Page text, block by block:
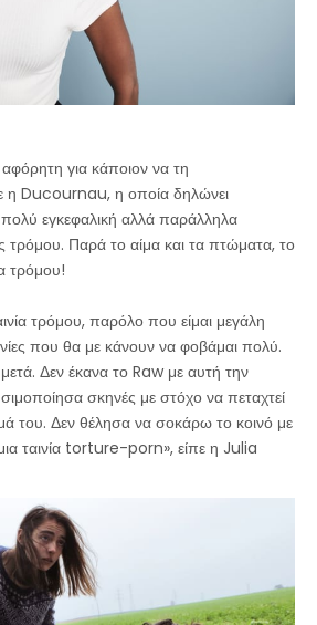
αφόρητη για κάποιον να τη
η Ducournau, η οποία δηλώνει
πολύ εγκεφαλική αλλά παράλληλα
τρόμου. Παρά το αίμα και τα πτώματα, το
τρόμου!
τρόμου, παρόλο που είμαι μεγάλη
που θα με κάνουν να φοβάμαι πολύ.
Δεν έκανα το Raw με αυτή την
σκηνές με στόχο να πεταχτεί
του. Δεν θέλησα να σοκάρω το κοινό με
ταινία torture-porn», είπε η Julia